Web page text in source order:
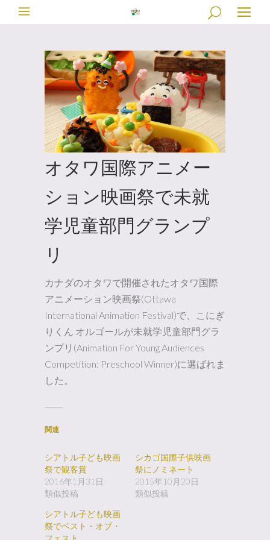
オタワ国際アニメー
ション映画祭で未就
学児童部門グランプ
リ
カナダのオタワで開催されたオタワ国際
アニメーション映画祭(Ottawa
International Animation Festival)で、こにぎ
りくん オルゴールが未就学児童部門グラ
ンプリ(Animation For Young Audiences
Competition: Preschool Winner)に選ばれま
した。
関連
シアトル子ども映画
祭で観客賞
2016年1月31日
類似投稿
シカゴ国際子供映画
祭にノミネート
2015年10月20日
類似投稿
シアトル子ども映画
祭でベスト・オブ・
フェスト